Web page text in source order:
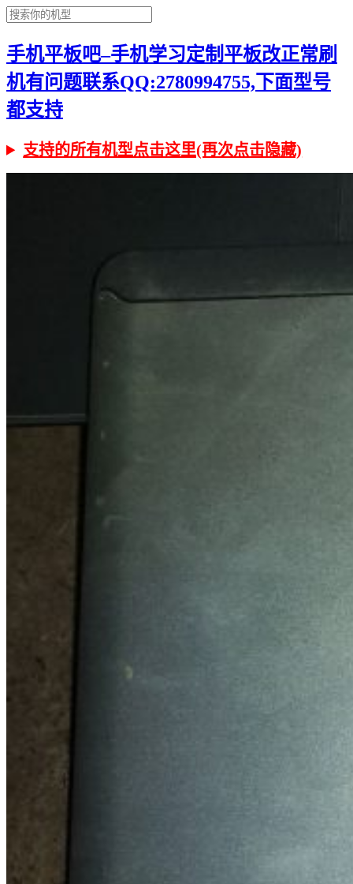
手机平板吧–手机学习定制平板改正常刷
机有问题联系QQ:2780994755,下面型号
都支持
支持的所有机型点击这里(再次点击隐藏)